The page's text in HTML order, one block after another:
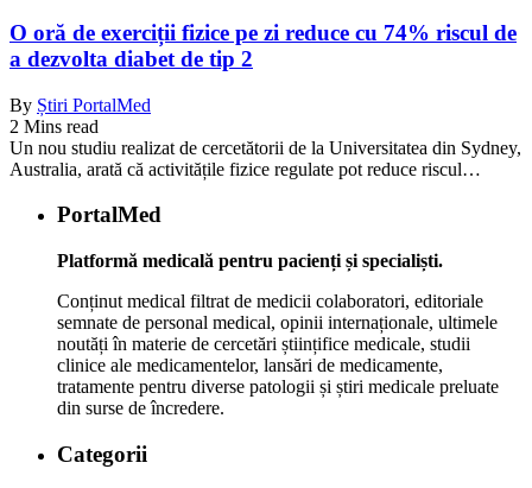
O oră de exerciții fizice pe zi reduce cu 74% riscul de
a dezvolta diabet de tip 2
By Știri PortalMed
2 Mins read
Un nou studiu realizat de cercetătorii de la Universitatea din Sydney,
Australia, arată că activitățile fizice regulate pot reduce riscul…
PortalMed
Platformă medicală pentru pacienți și specialiști.
Conținut medical filtrat de medicii colaboratori, editoriale
semnate de personal medical, opinii internaționale, ultimele
noutăți în materie de cercetări științifice medicale, studii
clinice ale medicamentelor, lansări de medicamente,
tratamente pentru diverse patologii și știri medicale preluate
din surse de încredere.
Categorii